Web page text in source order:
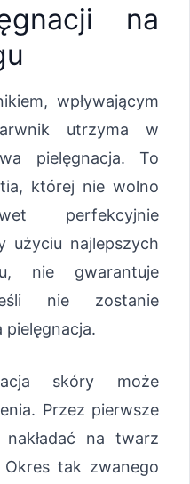
na
wpływającym
utrzyma w
pielęgnacja. To
której nie wolno
perfekcyjnie
użyciu najlepszych
nie gwarantuje
nie zostanie
skóry może
Przez pierwsze
na twarz
tak zwanego